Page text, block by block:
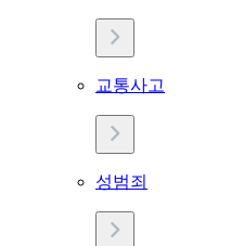
교통사고
성범죄